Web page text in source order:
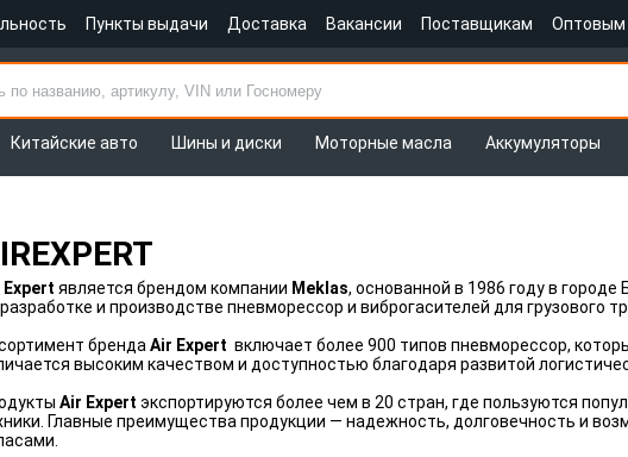
Пункты выдачи Доставка Вакансии Поставщикам Оптовым
Китайские авто Шины и диски Моторные масла Аккумуляторы
Expert является брендом компании Meklas, основанной в 1986 году в
и производстве пневморессор и виброгасителей для грузового
бренда Air Expert включает более 900 типов пневморессор,
высоким качеством и доступностью благодаря развитой
Air Expert экспортируются более чем в 20 стран, где пользуются
Главные преимущества продукции — надежность, долговечность и